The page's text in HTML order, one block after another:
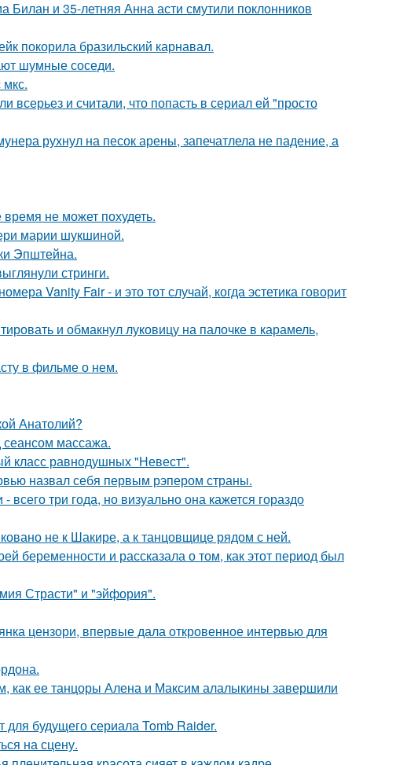
и 35-летняя Анна асти смутили поклонников
покорила бразильский карнавал.
шумные соседи.
всерьез и считали, что попасть в сериал ей "просто
рухнул на песок арены, запечатлела не падение, а
не может похудеть.
марии шукшиной.
Эпштейна.
стринги.
Vanity Fair - и это тот случай, когда эстетика говорит
и обмакнул луковицу на палочке в карамель,
в фильме о нем.
Анатолий?
сеансом массажа.
класс равнодушных "Невест".
назвал себя первым рэпером страны.
три года, но визуально она кажется гораздо
не к Шакире, а к танцовщице рядом с ней.
беременности и рассказала о том, как этот период был
Страсти" и "эйфория".
цензори, впервые дала откровенное интервью для
как ее танцоры Алена и Максим алалыкины завершили
будущего сериала Tomb Raider.
на сцену.